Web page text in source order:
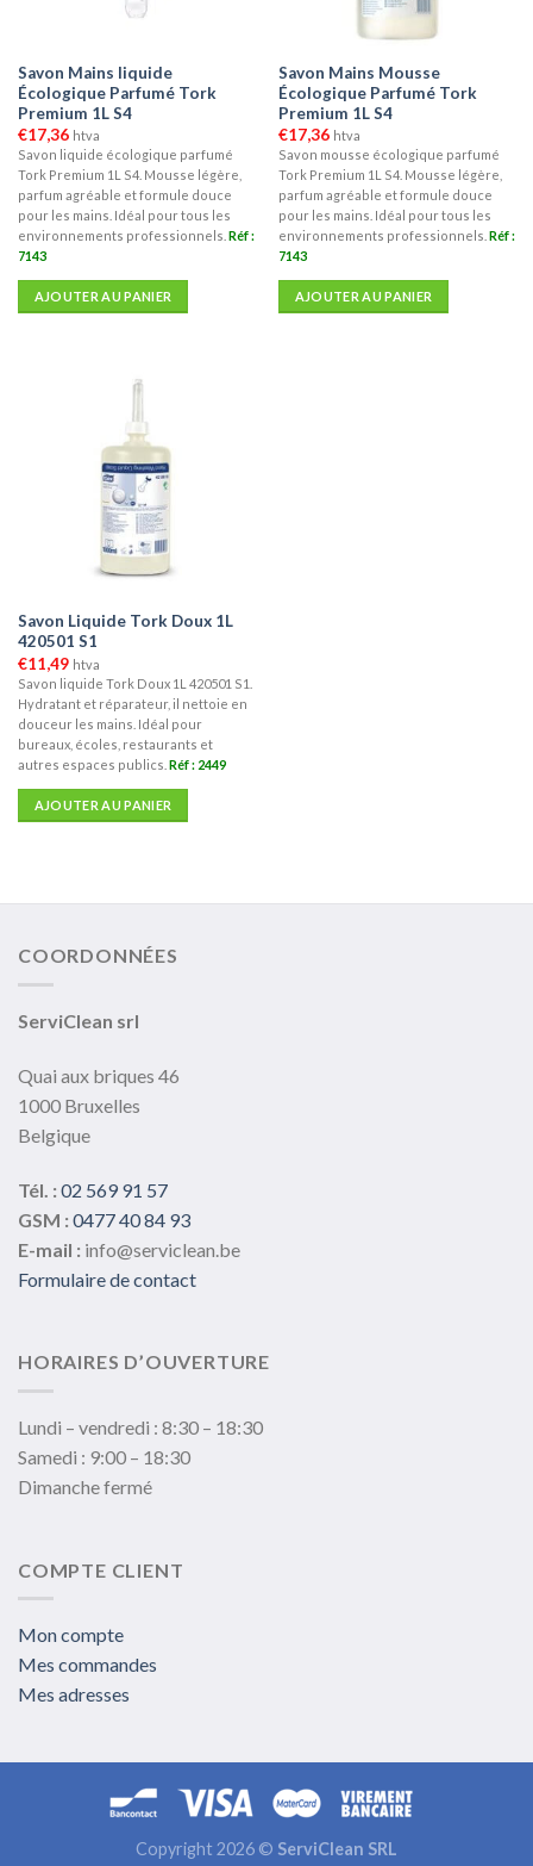
page
du
produit
Savon Mains liquide
Écologique Parfumé Tork
Premium 1L S4
€17,36 htva
Savon liquide écologique parfumé
Tork Premium 1L S4. Mousse légère,
parfum agréable et formule douce
pour les mains. Idéal pour tous les
environnements professionnels. Réf :
7143
AJOUTER AU PANIER
Savon Mains Mousse
Écologique Parfumé Tork
Premium 1L S4
€17,36 htva
Savon mousse écologique parfumé
Tork Premium 1L S4. Mousse légère,
parfum agréable et formule douce
pour les mains. Idéal pour tous les
environnements professionnels. Réf :
7143
AJOUTER AU PANIER
Savon Liquide Tork Doux 1L
420501 S1
€11,49 htva
Savon liquide Tork Doux 1L 420501 S1.
Hydratant et réparateur, il nettoie en
douceur les mains. Idéal pour
bureaux, écoles, restaurants et
autres espaces publics. Réf : 2449
AJOUTER AU PANIER
COORDONNÉES
ServiClean srl
Quai aux briques 46
1000 Bruxelles
Belgique
Tél. : 02 569 91 57
GSM : 0477 40 84 93
E-mail : info@serviclean.be
Formulaire de contact
HORAIRES D’OUVERTURE
Lundi – vendredi : 8:30 – 18:30
Samedi : 9:00 – 18:30
Dimanche fermé
COMPTE CLIENT
Mon compte
Mes commandes
Mes adresses
Copyright 2026 © ServiClean SRL